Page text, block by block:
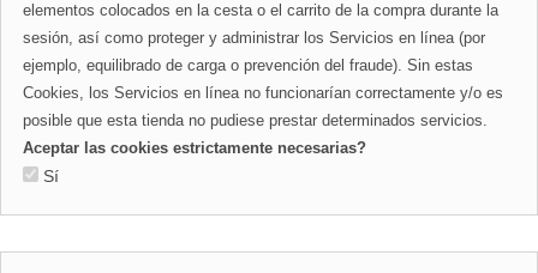
elementos colocados en la cesta o el carrito de la compra durante la
sesión, así como proteger y administrar los Servicios en línea (por
ejemplo, equilibrado de carga o prevención del fraude). Sin estas
Cookies, los Servicios en línea no funcionarían correctamente y/o es
posible que esta tienda no pudiese prestar determinados servicios.
Aceptar las cookies estrictamente necesarias?
Sí